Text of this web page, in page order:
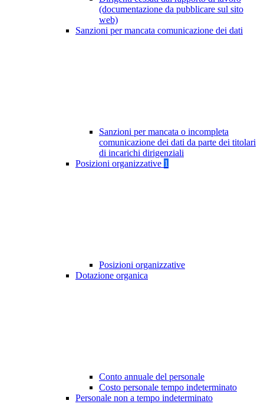
(documentazione da pubblicare sul sito
web)
Sanzioni per mancata comunicazione dei dati
Sanzioni per mancata o incompleta
comunicazione dei dati da parte dei titolari
di incarichi dirigenziali
Posizioni organizzative 1
Posizioni organizzative
Dotazione organica
Conto annuale del personale
Costo personale tempo indeterminato
Personale non a tempo indeterminato